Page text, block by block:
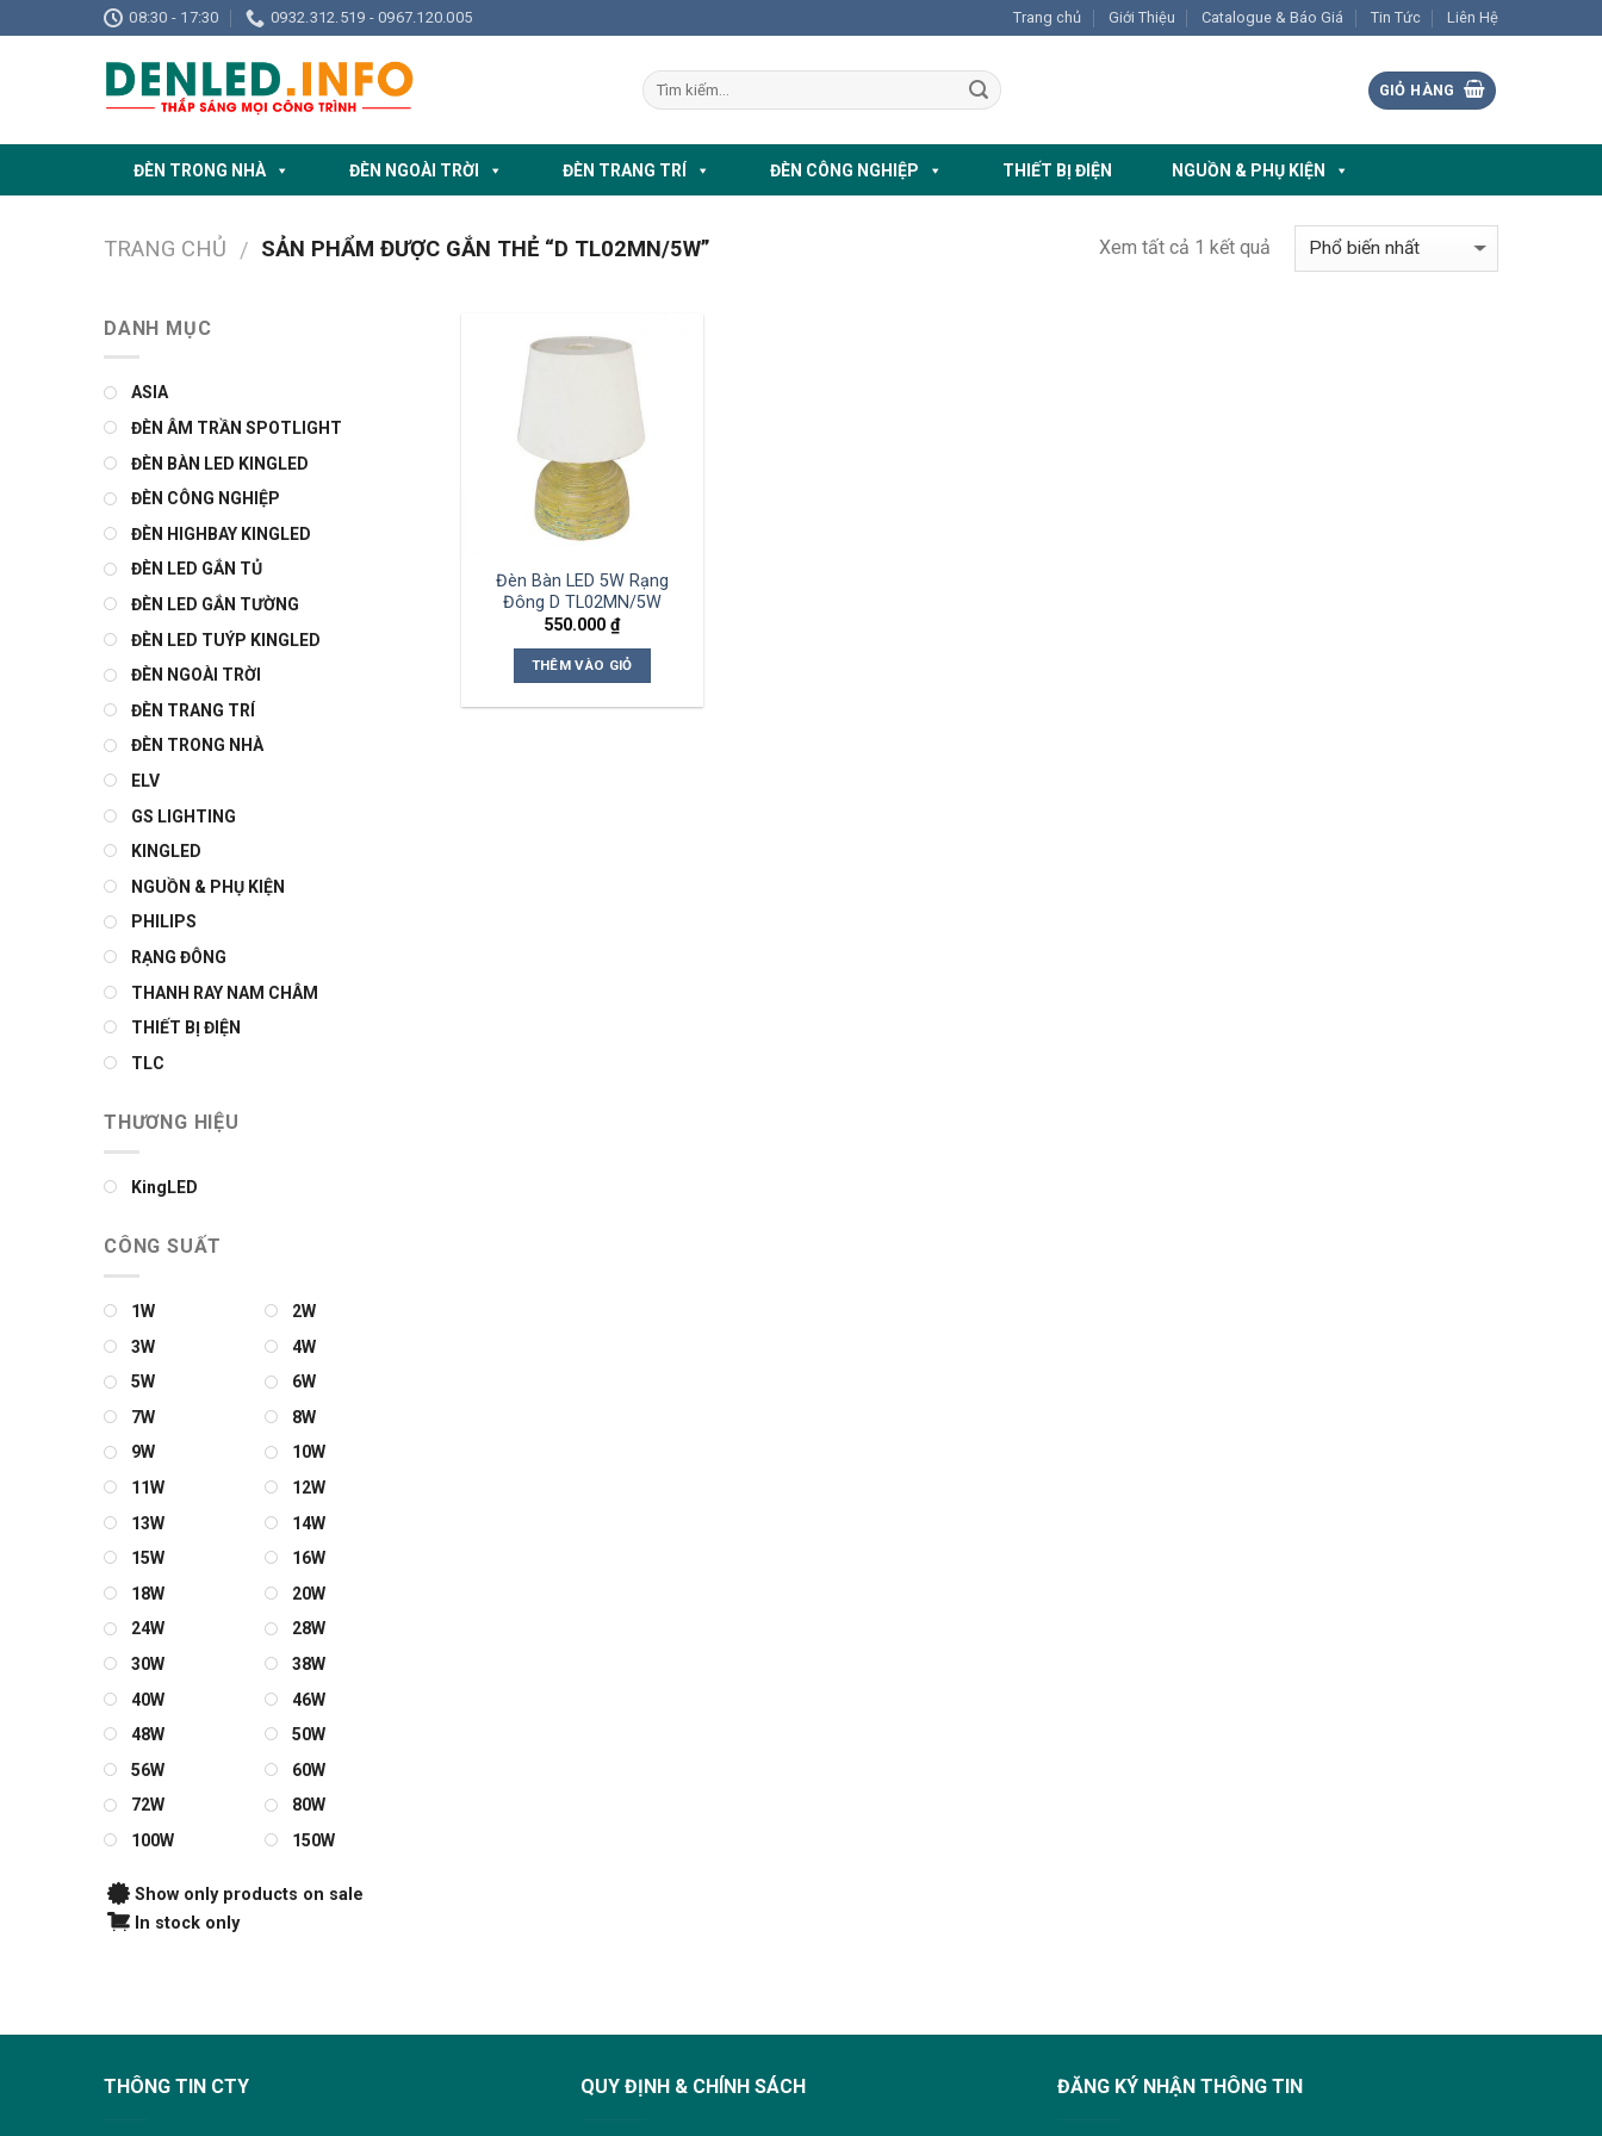
to
08:30 - 17:30 0932.312.519 - 0967.120.005 Trang chủ Giới Thiệu Catalogue & Báo Giá Tin Tức Liên Hệ
GIỎ HÀNG
ĐÈN TRONG NHÀ ĐÈN NGOÀI TRỜI ĐÈN TRANG TRÍ ĐÈN CÔNG NGHIỆP THIẾT BỊ ĐIỆN NGUỒN & PHỤ KIỆN
TRANG CHỦ / SẢN PHẨM ĐƯỢC GẮN THẺ “D TL02MN/5W” Xem tất cả 1 kết quả
DANH MỤC
ASIA
ĐÈN ÂM TRẦN SPOTLIGHT
ĐÈN BÀN LED KINGLED
ĐÈN CÔNG NGHIỆP
ĐÈN HIGHBAY KINGLED
ĐÈN LED GẮN TỦ
ĐÈN LED GẮN TƯỜNG
ĐÈN LED TUÝP KINGLED
ĐÈN NGOÀI TRỜI
ĐÈN TRANG TRÍ
ĐÈN TRONG NHÀ
ELV
GS LIGHTING
KINGLED
NGUỒN & PHỤ KIỆN
PHILIPS
RẠNG ĐÔNG
THANH RAY NAM CHÂM
THIẾT BỊ ĐIỆN
TLC
THƯƠNG HIỆU
KingLED
CÔNG SUẤT
1W
2W
3W
4W
5W
6W
7W
8W
9W
10W
11W
12W
13W
14W
15W
16W
18W
20W
24W
28W
30W
38W
40W
46W
48W
50W
56W
60W
72W
80W
100W
150W
Show only products on sale
In stock only
Đèn Bàn LED 5W Rạng
Đông D TL02MN/5W
550.000₫
THÊM VÀO GIỎ
THÔNG TIN CTY QUY ĐỊNH & CHÍNH SÁCH ĐĂNG KÝ NHẬN THÔNG TIN